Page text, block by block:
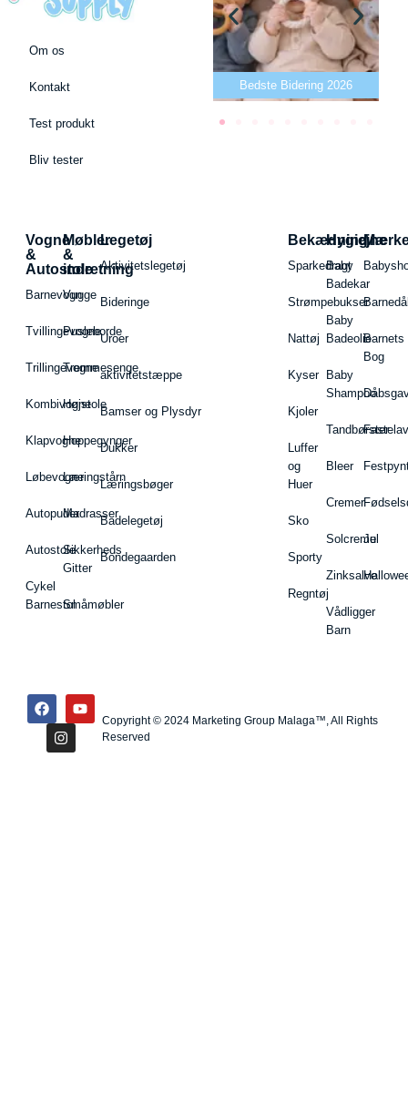
Om os
Kontakt
Test produkt
Bliv tester
Bedste puslepude 2026 Bedste Bidering 2026
Vogne
&
Autostole
Barnevogn
Tvillingevogne
Trillingevogne
Kombivogne
Klapvogne
Løbevogne
Autopuder
Autostole
Cykel
Barnestol
Møbler
&
indretning
Vugge
Pusleborde
Tremmesenge
Højstole
Hoppegynger
Læringstårn
Madrasser
Sikkerheds
Gitter
Småmøbler
Legetøj
Aktivitetslegetøj
Bideringe
Uroer
aktivitetstæppe
Bamser og Plysdyr
Dukker
Læringsbøger
Badelegetøj
Bondegaarden
Bekædning
Sparkedragt
Strømpebukser
Nattøj
Kyser
Kjoler
Luffer
og
Huer
Sko
Sporty
Regntøj
Hygiejne
Baby
Badekar
Baby
Badeolie
Baby
Shampoo
Tandbørster
Bleer
Cremer
Solcreme
Zinksalve
Vådligger
Barn
Barnets
Bog
Jul
Copyright © 2024 Marketing Group Malaga™, All Rights
Reserved